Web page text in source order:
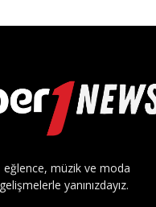
eğlence, müzik ve moda
yanınızdayız.